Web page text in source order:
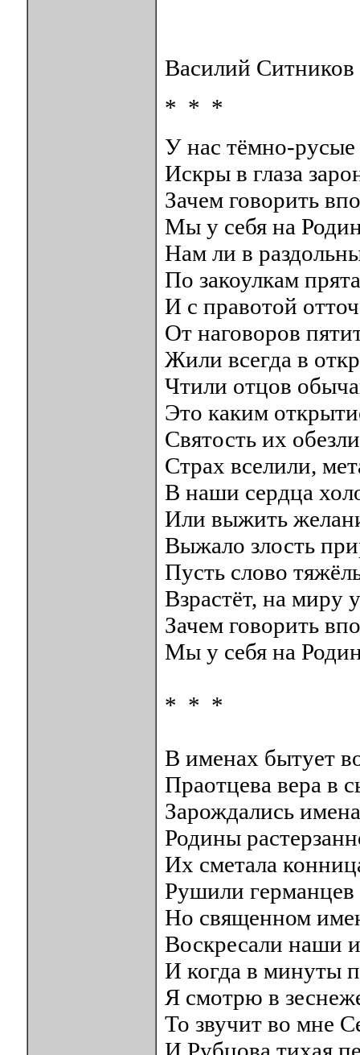
Василий Ситников
* * *
У нас тёмно-
Искры в глаза
Зачем говорить
Мы у себя на
Нам ли в
По закоулкам
И с правотой
От наговоров
Жили всегда в
Чтили отцов
Это каким
Святость их
Страх вселили,
В наши сердца
Или выжить
Выжало злость
Пусть слово
Взрастёт, на миру
Зачем говорить
Мы у себя на
* * *
В именах бытует
Праотцева вера в
Зарождались
Родины
Их сметала
Рушили германцев
Но священном
Воскресали наши
И когда в минуты
Я смотрю в
То звучит во мне